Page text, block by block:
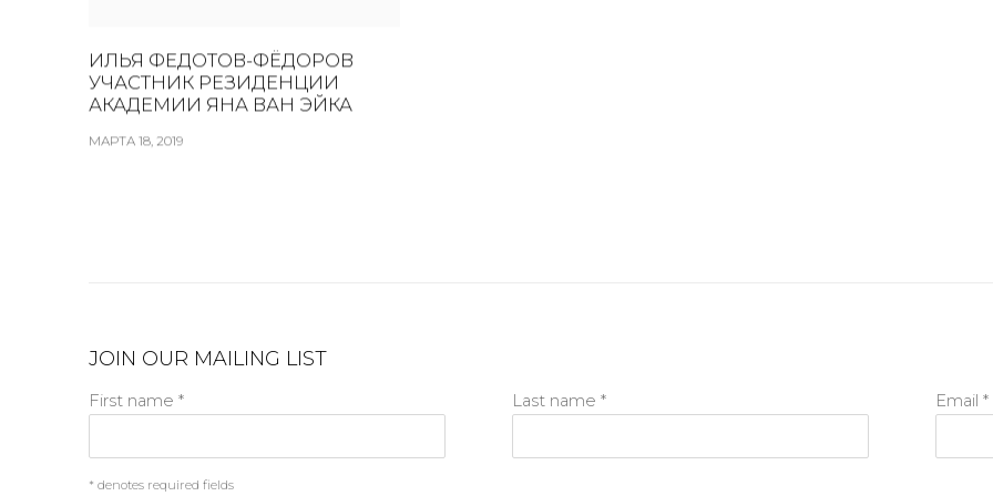
ИЛЬЯ ФЕДОТОВ-ФЁДОРОВ
УЧАСТНИК РЕЗИДЕНЦИИ
АКАДЕМИИ ЯНА ВАН ЭЙКА
МАРТА 18, 2019
JOIN OUR MAILING LIST
First name * Last name * Email *
* denotes required fields